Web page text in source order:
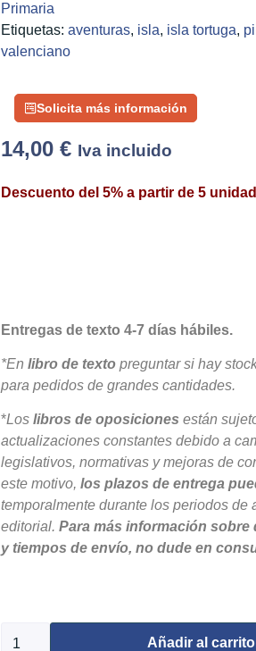
Primaria
Etiquetas: aventuras, isla, isla tortuga,
valenciano
Solicita más información
14,00 € Iva incluido
Descuento del 5% a partir de 5
Entregas de texto 4-7 días hábiles.
*En libro de texto preguntar si hay
para pedidos de grandes cantidades.
*Los libros de oposiciones están
actualizaciones constantes debido a
legislativos, normativas y mejoras de
este motivo, los plazos de entrega
temporalmente durante los periodos de
editorial. Para más información
y tiempos de envío, no dude en
Añadir al carrito